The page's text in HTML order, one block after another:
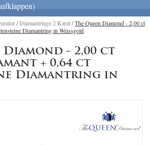
/Diamantringe 2 Karat/The Queen Diamond - 2,00 ct
Diamantring in Weissgold
Diamond - 2,00 ct
+ 0,64 ct
Diamantring in